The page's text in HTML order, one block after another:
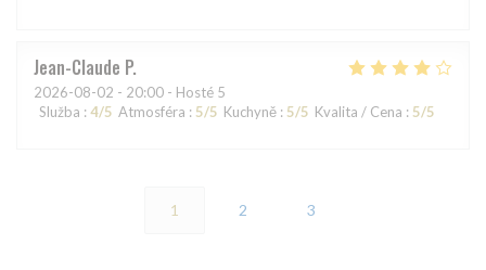
Jean-Claude P
2026-08-02 - 20:00 - Hosté 5
Služba : 4/5 Atmosféra : 5/5 Kuchyně : 5/5 Kvalita / Cena : 5/5
1 2 3